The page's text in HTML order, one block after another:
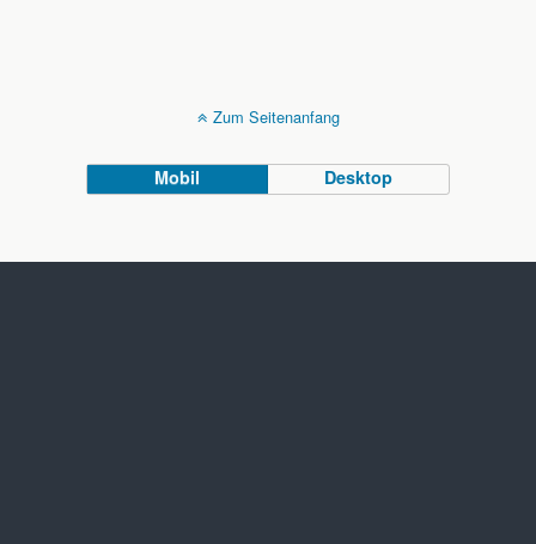
Zum Seitenanfang
Mobil Desktop